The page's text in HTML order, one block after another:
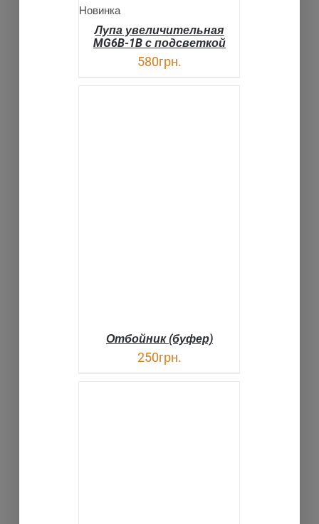
Новинка
Лупа увеличительная
MG6B-1B с подсветкой
580грн.
Отбойник (буфер)
250грн.